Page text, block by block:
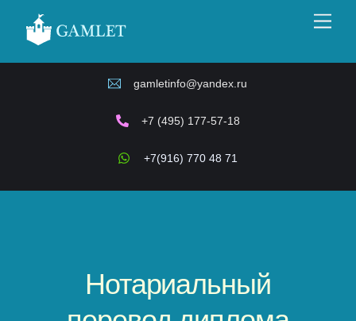
content
gamletinfo@yandex.ru
+7 (495) 177-57-18
+7(916) 770 48 71
Нотариальный